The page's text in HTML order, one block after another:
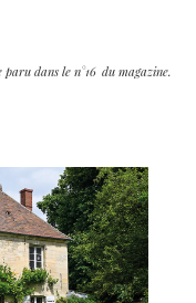
dans le n°16 du magazine.